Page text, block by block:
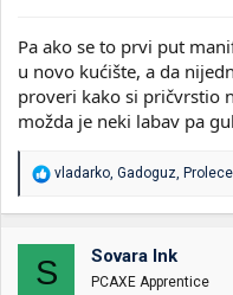
Pa ako se to prvi put
u novo kućište, a da
proveri kako si pričvrstio
možda je neki labav pa
R
a
o
v
a
vladarko, Gadoguz,
S Sovara Ink
PCAXE Apprentice